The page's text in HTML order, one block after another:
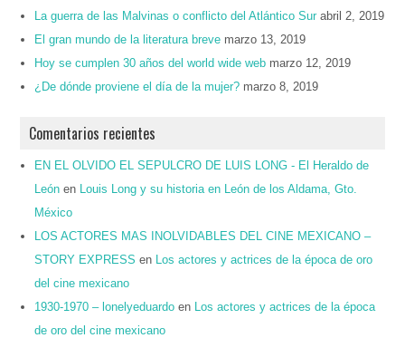
La guerra de las Malvinas o conflicto del Atlántico Sur abril 2, 2019
El gran mundo de la literatura breve marzo 13, 2019
Hoy se cumplen 30 años del world wide web marzo 12, 2019
¿De dónde proviene el día de la mujer? marzo 8, 2019
Comentarios recientes
EN EL OLVIDO EL SEPULCRO DE LUIS LONG - El Heraldo de
León en
Louis Long y su historia en León de los Aldama, Gto.
México
LOS ACTORES MAS INOLVIDABLES DEL CINE MEXICANO –
STORY EXPRESS en
Los actores y actrices de la época de oro
del cine mexicano
1930-1970 – lonelyeduardo en
Los actores y actrices de la época
de oro del cine mexicano